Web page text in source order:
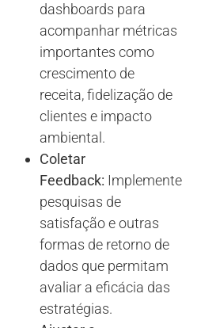
dashboards para
acompanhar métricas
importantes como
crescimento de
receita, fidelização de
clientes e impacto
ambiental.
Coletar
Feedback: Implemente
pesquisas de
satisfação e outras
formas de retorno de
dados que permitam
avaliar a eficácia das
estratégias.